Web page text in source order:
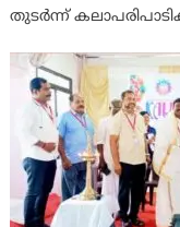
തുടർന്ന്